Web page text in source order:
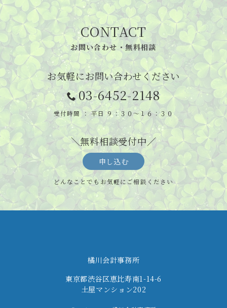
CONTACT
お問い合わせ・無料相談
お気軽にお問い合わせください
03-6452-2148
受付時間 ： 平日 ９：３０～１６：３０
＼無料相談受付中／
申し込む
どんなことでもお気軽にご相談ください
橘川会計事務所
東京都渋谷区恵比寿南1-14-6
土屋マンション202